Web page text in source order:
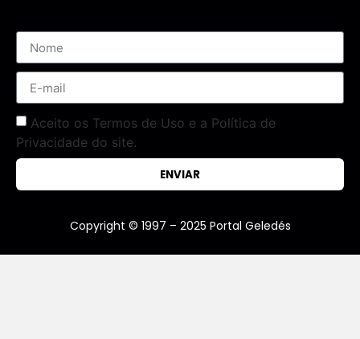
Aceito os Termos de Uso e a Política de
Privacidade do site.
ENVIAR
Copyright © 1997 – 2025 Portal Geledés